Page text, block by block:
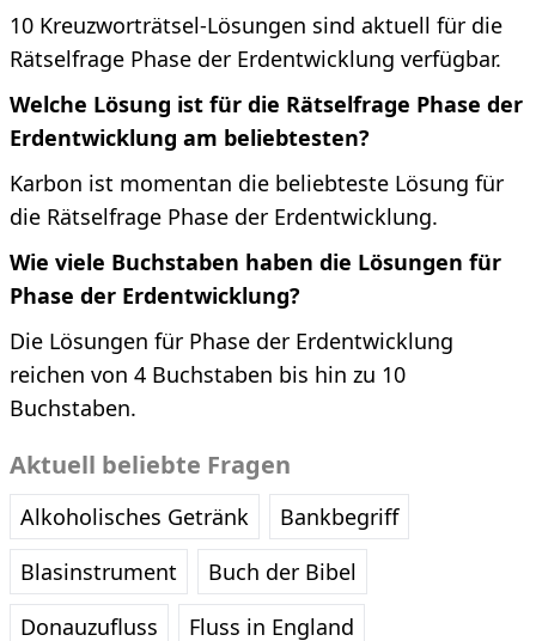
10 Kreuzworträtsel-Lösungen sind aktuell für die
Rätselfrage Phase der Erdentwicklung verfügbar.
Welche Lösung ist für die Rätselfrage Phase der
Erdentwicklung am beliebtesten?
Karbon ist momentan die beliebteste Lösung für
die Rätselfrage Phase der Erdentwicklung.
Wie viele Buchstaben haben die Lösungen für
Phase der Erdentwicklung?
Die Lösungen für Phase der Erdentwicklung
reichen von 4 Buchstaben bis hin zu 10
Buchstaben.
Aktuell beliebte Fragen
Alkoholisches Getränk
Bankbegriff
Blasinstrument
Buch der Bibel
Donauzufluss
Fluss in England